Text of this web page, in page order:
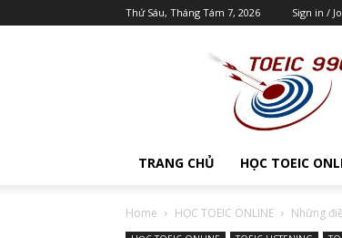
Thứ Sáu, Tháng Tám 7, 2026 Sign in /
Hướng
học
TOEIC
TRANG CHỦ HỌC TOEIC
Home HỌC TOEIC ONLINE Những